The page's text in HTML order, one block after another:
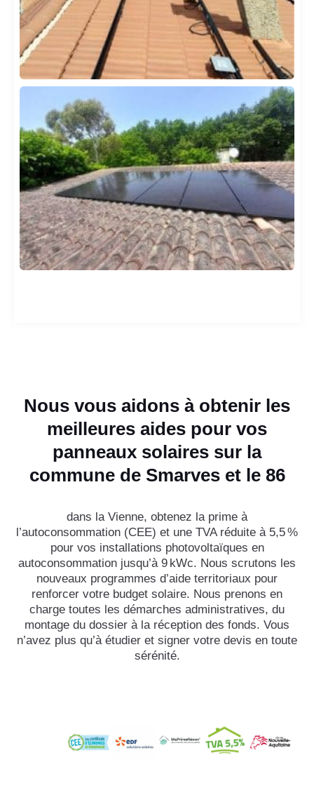
Nous vous aidons à obtenir les
meilleures aides pour vos
panneaux solaires sur la
commune de Smarves et le 86
dans la Vienne, obtenez la prime à
l’autoconsommation (CEE) et une TVA réduite à 5,5 %
pour vos installations photovoltaïques en
autoconsommation jusqu’à 9 kWc. Nous scrutons les
nouveaux programmes d’aide territoriaux pour
renforcer votre budget solaire. Nous prenons en
charge toutes les démarches administratives, du
montage du dossier à la réception des fonds. Vous
n’avez plus qu’à étudier et signer votre devis en toute
sérénité.